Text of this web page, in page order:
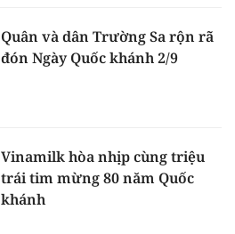
Quân và dân Trường Sa rộn rã
đón Ngày Quốc khánh 2/9
Vinamilk hòa nhịp cùng triệu
trái tim mừng 80 năm Quốc
khánh